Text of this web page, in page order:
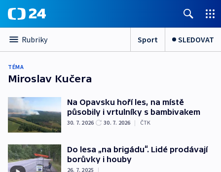
Rubriky Sport SLEDOVAT
TÉMA
Miroslav Kučera
Na Opavsku hoří les, na místě
působily i vrtulníky s bambivakem
30. 7. 2026 30. 7. 2026 | ČTK
Do lesa „na brigádu“. Lidé prodávají
borůvky i houby
26. 7. 2025
|